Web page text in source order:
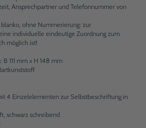
Ansprechpartner und Telefonnummer von
ohne Nummerierung: zur
individuelle eindeutige Zuordnung zum
möglich ist!
111 mm x H 148 mm
4 Einzelelementen zur Selbstbeschriftung in
schwarz schreibend